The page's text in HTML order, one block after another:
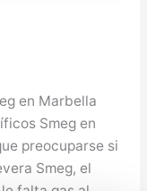
en Marbella
Smeg en
preocuparse si
Smeg, el